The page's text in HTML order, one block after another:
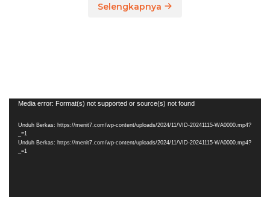
Selengkapnya
Pemutar
Media error: Format(s) not supported or source(s) not found
Unduh Berkas: https://menit7.com/wp-content/uploads/2024/11/VID-20241115-WA0000.mp4?
_=1
Unduh Berkas: https://menit7.com/wp-content/uploads/2024/11/VID-20241115-WA0000.mp4?
_=1